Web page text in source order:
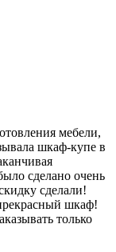
мебели,
шкаф-купе в
сделано очень
сделали!
шкаф!
только